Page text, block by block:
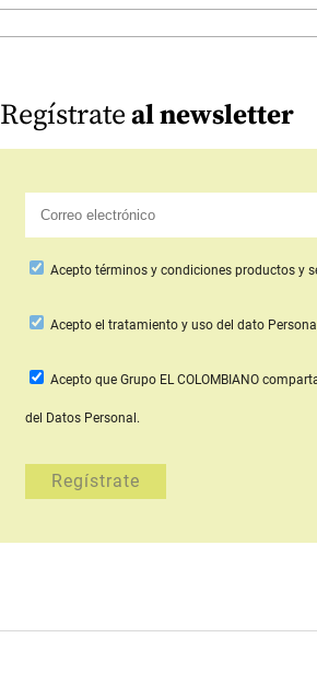
Regístrateal newsletter
Acepto términos y condiciones productos y
Aceptoel tratamiento y uso del dato Personal
Acepto que Grupo EL COLOMBIANO
del Datos Personal.